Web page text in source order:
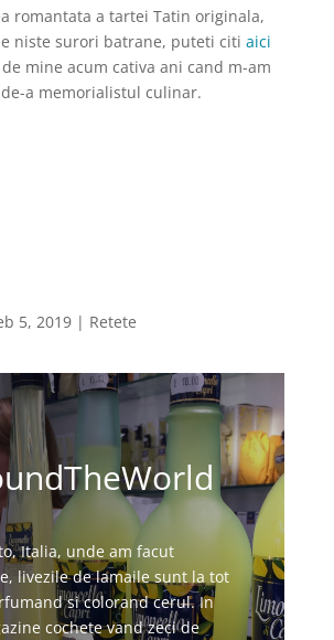
romantata a tartei Tatin originala,
niste surori batrane, puteti citi aici
mine acum cativa ani cand m-am
a memorialistul culinar.
5, 2019| Retete
Italia, unde am facut
livezile de lamaile sunt la tot
si colorand cerul. In
cochete vand zeci de